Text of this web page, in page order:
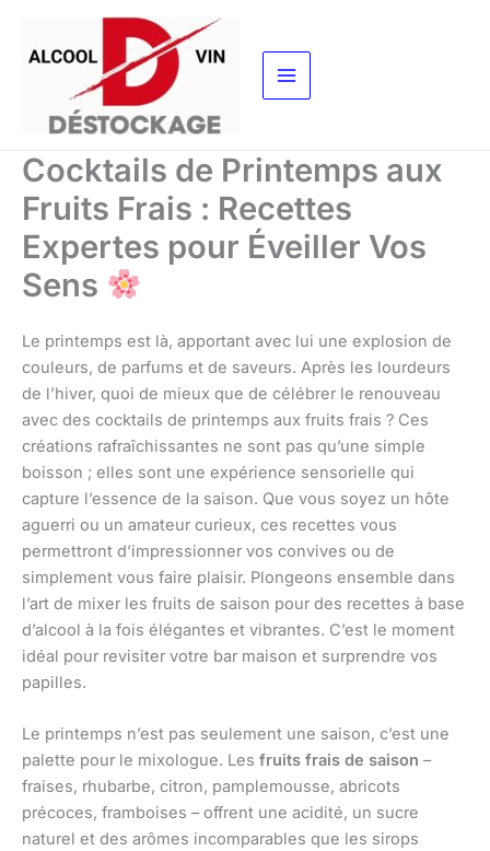
contenu
Cocktails de Printemps aux
Fruits Frais : Recettes
Expertes pour Éveiller Vos
Sens
Le printemps est là, apportant avec lui une explosion de
couleurs, de parfums et de saveurs. Après les lourdeurs
de l’hiver, quoi de mieux que de célébrer le renouveau
avec des cocktails de printemps aux fruits frais ? Ces
créations rafraîchissantes ne sont pas qu’une simple
boisson ; elles sont une expérience sensorielle qui
capture l’essence de la saison. Que vous soyez un hôte
aguerri ou un amateur curieux, ces recettes vous
permettront d’impressionner vos convives ou de
simplement vous faire plaisir. Plongeons ensemble dans
l’art de mixer les fruits de saison pour des recettes à base
d’alcool à la fois élégantes et vibrantes. C’est le moment
idéal pour revisiter votre bar maison et surprendre vos
papilles.
Le printemps n’est pas seulement une saison, c’est une
palette pour le mixologue. Les fruits frais de saison –
fraises, rhubarbe, citron, pamplemousse, abricots
précoces, framboises – offrent une acidité, un sucre
naturel et des arômes incomparables que les sirops